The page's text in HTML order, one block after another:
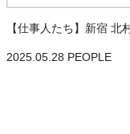
【仕事人たち】新宿
2025.05.28 PEOPLE